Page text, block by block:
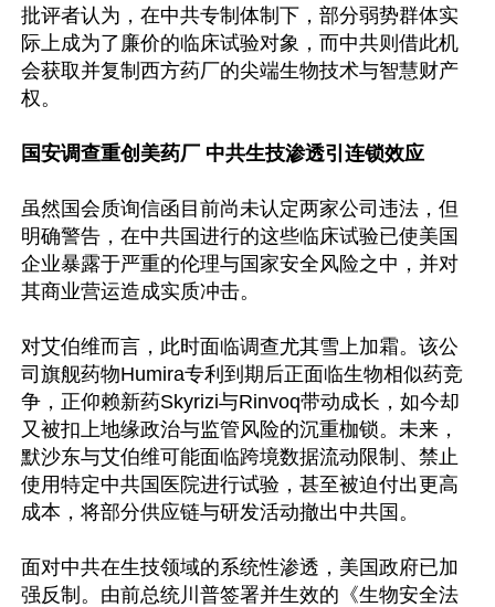
批评者认为，在中共专制体制下，部分弱势群体实
际上成为了廉价的临床试验对象，而中共则借此机
会获取并复制西方药厂的尖端生物技术与智慧财产
权。
国安调查重创美药厂 中共生技渗透引连锁效应
虽然国会质询信函目前尚未认定两家公司违法，但
明确警告，在中共国进行的这些临床试验已使美国
企业暴露于严重的伦理与国家安全风险之中，并对
其商业营运造成实质冲击。
对艾伯维而言，此时面临调查尤其雪上加霜。该公
司旗舰药物Humira专利到期后正面临生物相似药竞
争，正仰赖新药Skyrizi与Rinvoq带动成长，如今却
又被扣上地缘政治与监管风险的沉重枷锁。未来，
默沙东与艾伯维可能面临跨境数据流动限制、禁止
使用特定中共国医院进行试验，甚至被迫付出更高
成本，将部分供应链与研发活动撤出中共国。
面对中共在生技领域的系统性渗透，美国政府已加
强反制。由前总统川普签署并生效的《生物安全法